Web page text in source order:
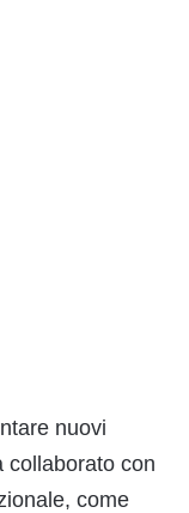
nuovi
collaborato con
come